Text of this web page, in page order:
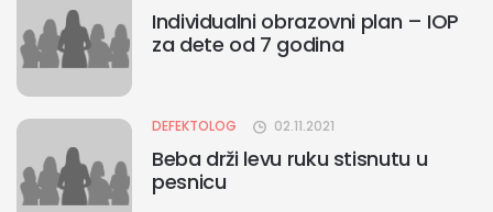
Individualni obrazovni plan – IOP
za dete od 7 godina
DEFEKTOLOG 02.11.2021
Beba drži levu ruku stisnutu u
pesnicu